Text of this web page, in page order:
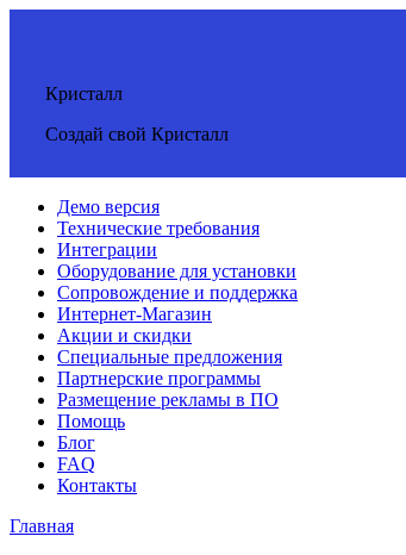
Кристалл
Создай свой Кристалл
Демо версия
Технические требования
Интеграции
Оборудование для установки
Сопровождение и поддержка
Интернет-Магазин
Акции и скидки
Специальные предложения
Партнерские программы
Размещение рекламы в ПО
Помощь
Блог
FAQ
Контакты
Главная